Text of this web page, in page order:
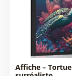
Affiche – Tortue